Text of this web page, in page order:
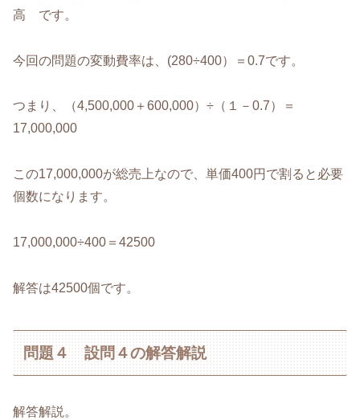
高 です。
今回の問題の変動費率は、(280÷400）＝0.7です。
つまり、（4,500,000＋600,000）÷（１－0.7）＝
17,000,000
この17,000,000が総売上なので、単価400円で割ると必要
個数になります。
17,000,000÷400＝42500
解答は42500個です。
問題４ 設問４の解答解説
解答解説。